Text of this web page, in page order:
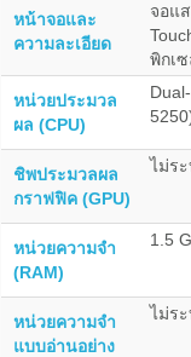
หน้าจอและ
ความละเอียด
จอแ
พิกเ
หน่วยประมวล
ผล (CPU)
ชิพประมวลผล
กราฟฟิค (GPU)
ไม่ร
หน่วยความจำ
(RAM)
1.5
หน่วยความจำ
แบบอ่านอย่าง
ไม่ร